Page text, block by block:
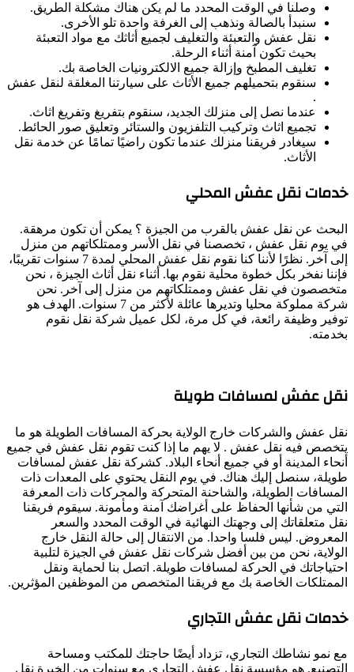
وصلنا في الوقت المحدد ما لم يكن هناك مشكلة الطريق.
سنبدأ بالصالة ونذهب إلى الغرفة واحدة تلو الأخرى.
نقل عفش والتعبئة والتغليف لجميع أثاثك مع مواد التعبئة
بحيث تكون آمنة أثناء الرحلة.
تغليف المطبخ وإزالة جميع الالكترونيات الخاصة بك.
سنقوم بتحميلهم جميع الأثاث على سيارتنا المغلقة لنقل عفش
.
عندما نصل إلى منزلك الجديد، سنقوم بتفريغ وتفريغ اثاث.
تجميع اثاث وتركيب التلفزيون والستائر وتعليق صور الحائط.
سيغادر فريقنا منزلك عندما تكون راضيًا تمامًا عن خدمة نقل
الأثاث.
خدمات نقل عفش المحلي
البحث عن نقل عفش بالقرب من الجيزة ؟ يمكن أن تكون مرهقة.
في يوم نقل عفش ، تخصصنا في نقل الأسر وممتلكاتهم من منزل
إلى آخر. نظرًا لأننا كنا نقوم نقل عفش المحلي لمدة 7 سنوات تقريبًا،
فإننا نفخر بكل خطوة محلية نقوم بها. أثناء نقل أثاث الجيزة ، نحن
متخصصون في نقل عفش وممتلكاتهم من منزل إلى آخر. نحن
شركة مملوكة محليا وتديرها عائلة لأكثر من 7 سنوات. الهدف هو
توفير وظيفة رائعة، في كل مرة، لكل عميل شركة نقل نقوم
بخدمته.
نقل عفش لمسافات طويلة
نقل عفش والشركات خارج الولاية بحركة المسافات الطويلة هو ما
يتخصص فيه نقل عفش . لا يهم ما إذا كنت تقوم نقل عفش في جميع
أنحاء المدينة أو في جميع أنحاء البلاد. كشركة نقل عفش لمسافات
طويلة، سنصل إليك هناك. في يوم النقل يحتوي على المعدات ذات
المسافات الطويلة، والشاحنة المتحركة والمحركات ذات المعرفة
التي من شأنها الحفاظ على أغراضك آمنة ومأمونة. سيقوم فريقنا
نقل متعلقاتك إلى وجهتك النهائية في الوقت المحدد والسعر
المعروض. ليس فلسا واحدا. من الانتقال إلى حالة النقل خارج
الولاية، نحن من بين أفضل شركات نقل عفش في الجيزة لتلبية
احتياجاتك في الحركة لمسافات طويلة. اتصل بنا لحماية ونقل
الممتلكات الخاصة بك مع فريقنا المتخصص من الموظفين المؤثرين.
خدمات نقل عفش التجاري
مع نمو نشاطك التجاري، تزداد أيضًا حاجتك للمكتب ومساحة
التصنيع. هو مؤسسة نقل عفش التجاري مع سنوات من الخبرة نقل